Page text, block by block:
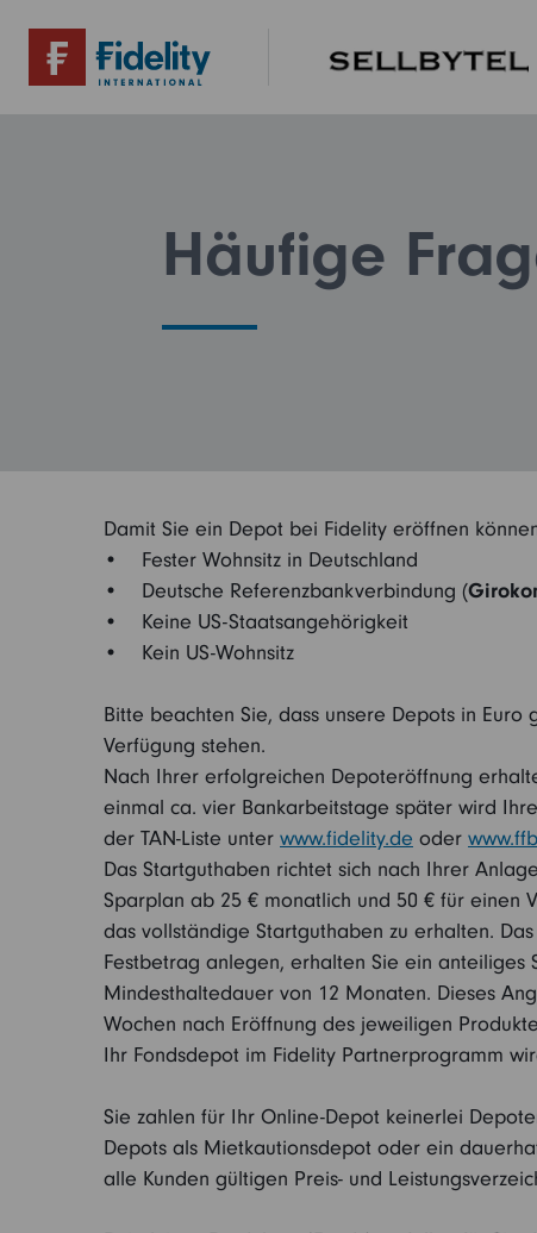
Häufige
Damit Sie ein Depot bei Fidelity eröffnen
• Fester Wohnsitz in Deutschland
• Deutsche Referenzbankverbindung (
• Keine US-Staatsangehörigkeit
• Kein US-Wohnsitz
Bitte beachten Sie, dass unsere Depots in
Verfügung stehen.
Nach Ihrer erfolgreichen Depoteröffnung
einmal ca. vier Bankarbeitstage später wird
der TAN-Liste unter www.fidelity.de oder
Das Startguthaben richtet sich nach Ihrer
Sparplan ab 25 € monatlich und 50 € für einen
das vollständige Startguthaben zu erhalten.
Festbetrag anlegen, erhalten Sie ein anteiliges
Mindesthaltedauer von 12 Monaten. Dieses
Wochen nach Eröffnung des jeweiligen
Ihr Fondsdepot im Fidelity Partnerprogramm
Sie zahlen für Ihr Online-Depot keinerlei
Depots als Mietkautionsdepot oder ein
alle Kunden gültigen Preis- und